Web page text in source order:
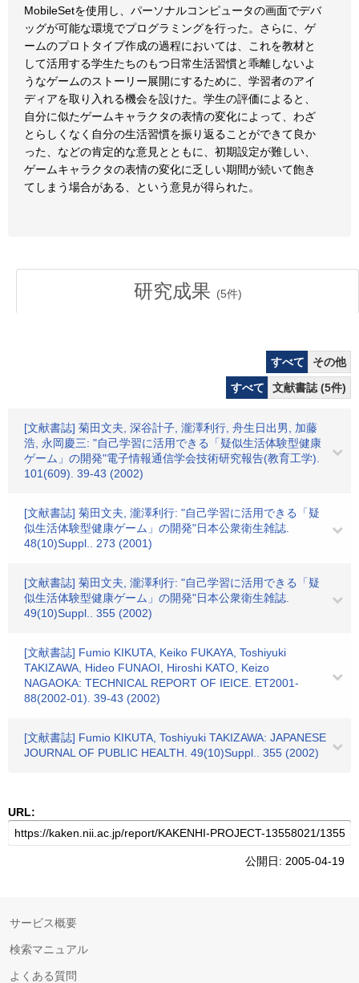
MobileSetを使用し、パーソナルコンピュータの画面でデバ
ッグが可能な環境でプログラミングを行った。さらに、ゲ
ームのプロトタイプ作成の過程においては、これを教材と
して活用する学生たちのもつ日常生活習慣と乖離しないよ
うなゲームのストーリー展開にするために、学習者のアイ
ディアを取り入れる機会を設けた。学生の評価によると、
自分に似たゲームキャラクタの表情の変化によって、わざ
とらしくなく自分の生活習慣を振り返ることができて良か
った、などの肯定的な意見とともに、初期設定が難しい、
ゲームキャラクタの表情の変化に乏しい期間が続いて飽き
てしまう場合がある、という意見が得られた。
研究成果 (5件)
すべて
その他
すべて
文献書誌 (5件)
[文献書誌] 菊田文夫, 深谷計子, 瀧澤利行, 舟生日出男, 加藤
浩, 永岡慶三: "自己学習に活用できる「疑似生活体験型健康
ゲーム」の開発"電子情報通信学会技術研究報告(教育工学).
101(609). 39-43 (2002)
[文献書誌] 菊田文夫, 瀧澤利行: "自己学習に活用できる「疑
似生活体験型健康ゲーム」の開発"日本公衆衛生雑誌.
48(10)Suppl.. 273 (2001)
[文献書誌] 菊田文夫, 瀧澤利行: "自己学習に活用できる「疑
似生活体験型健康ゲーム」の開発"日本公衆衛生雑誌.
49(10)Suppl.. 355 (2002)
[文献書誌] Fumio KIKUTA, Keiko FUKAYA, Toshiyuki
TAKIZAWA, Hideo FUNAOI, Hiroshi KATO, Keizo
NAGAOKA: TECHNICAL REPORT OF IEICE. ET2001-
88(2002-01). 39-43 (2002)
[文献書誌] Fumio KIKUTA, Toshiyuki TAKIZAWA: JAPANESE
JOURNAL OF PUBLIC HEALTH. 49(10)Suppl.. 355 (2002)
URL:
公開日: 2005-04-19
サービス概要
検索マニュアル
よくある質問